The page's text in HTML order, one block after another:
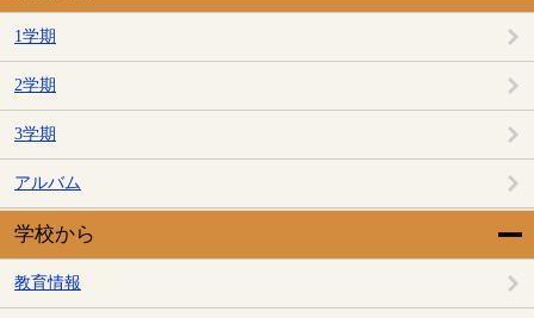
1学期
2学期
3学期
アルバム
学校から
教育情報